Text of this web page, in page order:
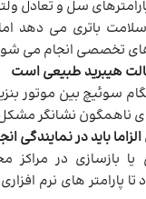
سل و تعادل
سلامت باتری می دهد
های تخصصی انجام می
هیبرید طبیعی است
سوئیچ بین موتور
ناهمگون نشانگر
باید در نمایندگی
بازسازی در مراکز
پارامتر های نرم